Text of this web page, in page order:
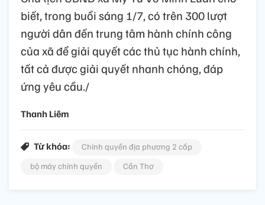
biết, trong buổi sáng 1/7, có trên 300 lượt
người dân đến trung tâm hành chính công
của xã để giải quyết các thủ tục hành chính,
tất cả được giải quyết nhanh chóng, đáp
ứng yêu cầu./
Thanh Liêm
Từ khóa:
Chính quyền địa phương 2 cấp
bộ máy chính quyền
Cần Thơ